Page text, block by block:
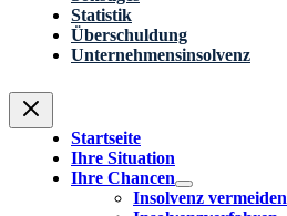
Statistik
Überschuldung
Unternehmensinsolvenz
Startseite
Ihre Situation
Ihre Chancen
Insolvenz vermeiden